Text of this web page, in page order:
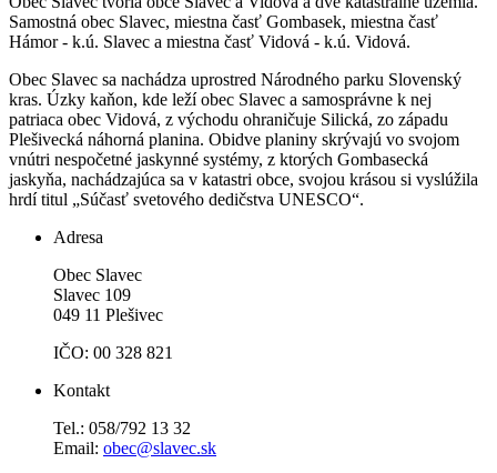
Samostná obec Slavec, miestna časť Gombasek, miestna časť
Hámor - k.ú. Slavec a miestna časť Vidová - k.ú. Vidová.
Obec Slavec sa nachádza uprostred Národného parku Slovenský
kras. Úzky kaňon, kde leží obec Slavec a samosprávne k nej
patriaca obec Vidová, z východu ohraničuje Silická, zo západu
Plešivecká náhorná planina. Obidve planiny skrývajú vo svojom
vnútri nespočetné jaskynné systémy, z ktorých Gombasecká
jaskyňa, nachádzajúca sa v katastri obce, svojou krásou si vyslúžila
hrdí titul „Súčasť svetového dedičstva UNESCO“.
Adresa
Obec Slavec
Slavec 109
049 11 Plešivec
IČO: 00 328 821
Kontakt
Tel.: 058/792 13 32
Email: obec@slavec.sk